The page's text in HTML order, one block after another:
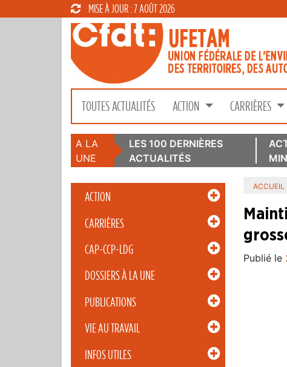
MISE À JOUR : 7 AOÛT 2026
TOUTES ACTUALITÉS ACTION CARRIÈRES
A LA
UNE
LES 100 DERNIÈRES
ACTUALITÉS
ACTION
CARRIÈRES
CAP-CCP-LDG
DOSSIERS À LA UNE
PUBLICATIONS
VIE AU TRAVAIL
INFOS UTILES
ACCUEIL
Publié le